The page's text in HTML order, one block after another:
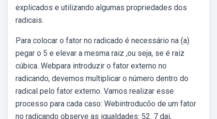
explicados e utilizando algumas propriedades dos
radicais.
Para colocar o fator no radicado é necessário na (a)
pegar o 5 e elevar a mesma raiz ,ou seja, se é raiz
cúbica. Webpara introduzir o fator externo no
radicando, devemos multiplicar o número dentro do
radical pelo fator externo. Vamos realizar esse
processo para cada caso: Webintroducõo de um fator
no radicando observe as igualdades: 52. 7 dai,